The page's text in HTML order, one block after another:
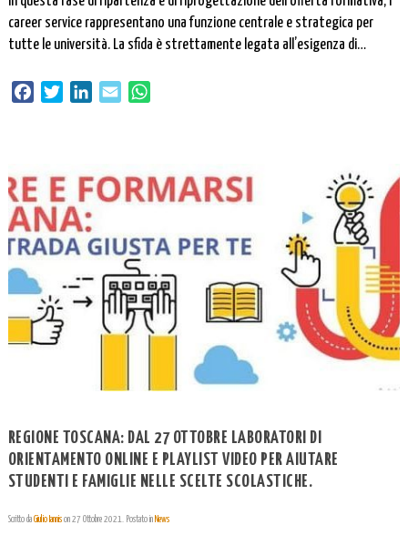
career service rappresentano una funzione centrale e strategica per
tutte le università. La sfida è strettamente legata all’esigenza di
studenti e di garantire percorsi più efficaci di accompagnamento e di
FacebookTwitter LinkedIn Email
REGIONE TOSCANA: DAL 27 OTTOBRE LABORATORI DI
ORIENTAMENTO ONLINE E PLAYLIST VIDEO PER AIUTARE
STUDENTI E FAMIGLIE NELLE SCELTE SCOLASTICHE.
Scritto da Giulio Iannison 27 Ottobre 2021. Postato in News